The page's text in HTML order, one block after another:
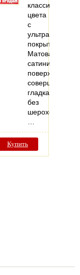
классического
цвета
с
ультраматовым
покрытием.
Матовая
поверхность
совершенно
гладкая
без
Купить